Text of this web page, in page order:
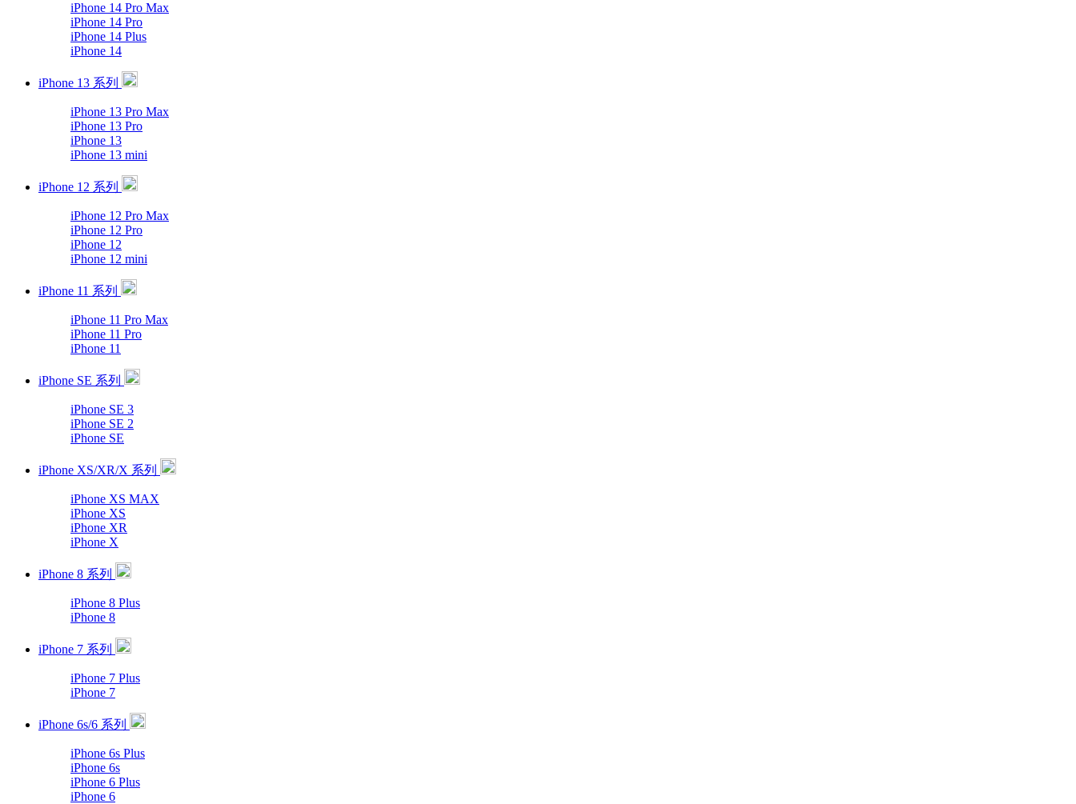
iPhone 14 Pro Max
iPhone 14 Pro
iPhone 14 Plus
iPhone 14
iPhone 13 系列
iPhone 13 Pro Max
iPhone 13 Pro
iPhone 13
iPhone 13 mini
iPhone 12 系列
iPhone 12 Pro Max
iPhone 12 Pro
iPhone 12
iPhone 12 mini
iPhone 11 系列
iPhone 11 Pro Max
iPhone 11 Pro
iPhone 11
iPhone SE 系列
iPhone SE 3
iPhone SE 2
iPhone SE
iPhone XS/XR/X 系列
iPhone XS MAX
iPhone XS
iPhone XR
iPhone X
iPhone 8 系列
iPhone 8 Plus
iPhone 8
iPhone 7 系列
iPhone 7 Plus
iPhone 7
iPhone 6s/6 系列
iPhone 6s Plus
iPhone 6s
iPhone 6 Plus
iPhone 6